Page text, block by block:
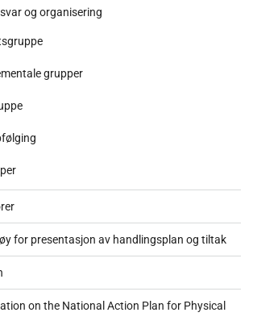
og organisering
grupper
for presentasjon av handlingsplan og tiltak
on the National Action Plan for Physical